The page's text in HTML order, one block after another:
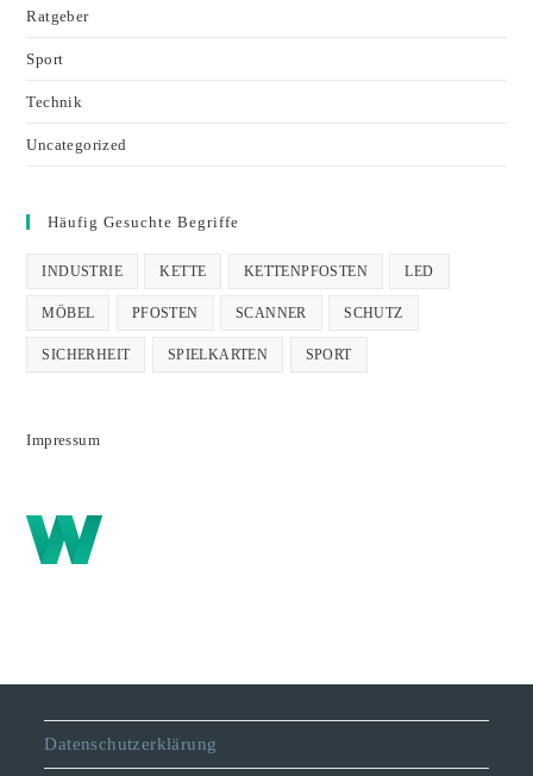
Ratgeber
Sport
Technik
Uncategorized
Häufig Gesuchte Begriffe
INDUSTRIE KETTE KETTENPFOSTEN LED
MÖBEL PFOSTEN SCANNER SCHUTZ
SICHERHEIT SPIELKARTEN SPORT
Impressum
Datenschutzerklärung